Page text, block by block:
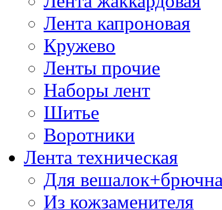
Лента капроновая
Кружево
Ленты прочие
Наборы лент
Шитье
Воротники
Лента техническая
Для
Из кожзаменителя